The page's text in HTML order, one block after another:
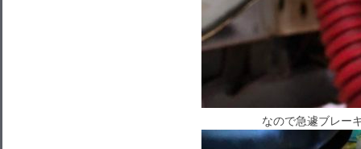
なので急遽ブレー